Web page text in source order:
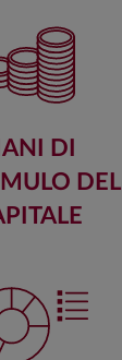
DI
DEL